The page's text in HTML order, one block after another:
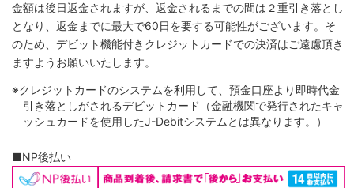
金額は後日返金されますが、返金されるまでの間は２重引き落とし
となり、返金までに最大で60日を要する可能性がございます。そ
のため、デビット機能付きクレジットカードでの決済はご遠慮頂き
ますようお願いいたします。
※クレジットカードのシステムを利用して、預金口座より即時代金
引き落としがされるデビットカード（金融機関で発行されたキャ
ッシュカードを使用したJ-Debitシステムとは異なります。）
■NP後払い